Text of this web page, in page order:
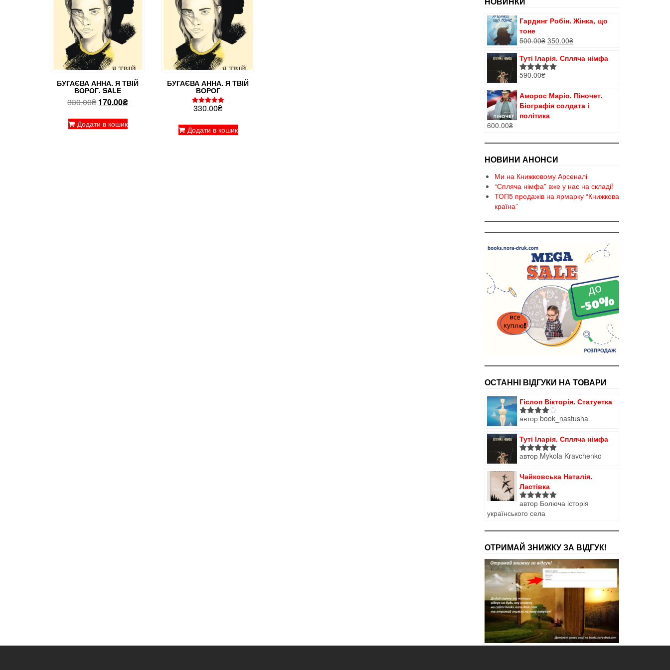
БУГАЄВА АННА. Я ТВІЙ
ВОРОГ. SALE
330.00₴ Оригінальна
330.00₴.
170.00₴Поточна
Додати в кошик
БУГАЄВА АННА. Я ТВІЙ
ВОРОГ
Оцінено в
330.00₴
Додати в кошик
Гардинг Робін. Жінка, що
тоне
500.00₴ Оригінальна
500.00₴.
350.00₴Поточна
350.00₴.
Туті Іларія. Спляча німфа
Оцінено в
590.00₴
Аморос Маріо. Піночет.
Біографія солдата і
політика
600.00₴
НОВИНИ АНОНСИ
Ми на Книжковому Арсеналі
“Спляча німфа” вже у нас на складі!
ТОП5 продажів на ярмарку “Книжкова
країна”
ОСТАННІ ВІДГУКИ НА ТОВАРИ
Гіслоп Вікторія. Статуетка
Оцінено
автор book_nastusha
Туті Іларія. Спляча німфа
Оцінено в
автор Mykola Kravchenko
Чайковська Наталія.
Ластівка
Оцінено в
5з 5
автор Болюча історія
українського села
ОТРИМАЙ ЗНИЖКУ ЗА ВІДГУК!